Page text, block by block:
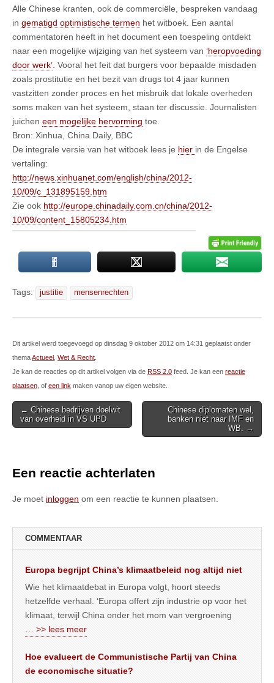
Alle Chinese kranten, ook de commerciële, bespreken vandaag
in gematigd optimistische termen het witboek. Een aantal
commentatoren heeft in het document een toespeling ontdekt
naar een mogelijke wijziging van het systeem van ‘heropvoeding
door werk’ . Vooral het feit dat burgers voor bepaalde misdaden
zoals prostitutie en het bezit van drugs tot 4 jaar kunnen
vastzitten zonder proces en het misbruik dat lokale overheden
soms maken van het systeem, staan ter discussie. Journalisten
juichen een mogelijke hervorming toe.
Bron: Xinhua, China Daily, BBC
De integrale versie van het witboek lees je hier in de Engelse
vertaling:
http://news.xinhuanet.com/english/china/2012-
10/09/c_131895159.htm
Zie ook http://europe.chinadaily.com.cn/china/2012-
10/09/content_15805234.htm
Tags: justitie mensenrechten
Dit artikel werd toegevoegd op dinsdag 9 oktober 2012 om 14:31 geplaatst onder
themaActueel Wet & Recht
Je kan de reacties op dit artikel volgen via de RSS 2.0 feed. Je kan een reactie
plaatsen , of een link maken vanop uw eigen website.
Post
navigation
← Chinese bedrijven doelwit
van overheid in VS UPD
Chinese diplomaten wel,
banken niet naar IMF en
WB. →
Een reactie achterlaten
Je moet inloggen om een reactie te kunnen plaatsen.
COMMENTAAR
Europa begrijpt China’s klimaatbeleid nog altijd niet
Wie het klimaatdebat in Europa volgt, hoort steeds
hetzelfde verhaal. ‘Europa offert zijn industrie op voor het
klimaat, terwijl China onder het mom van vergroening
… >> lees meer
Hoe evalueert de Communistische Partij van China
de economische situatie?